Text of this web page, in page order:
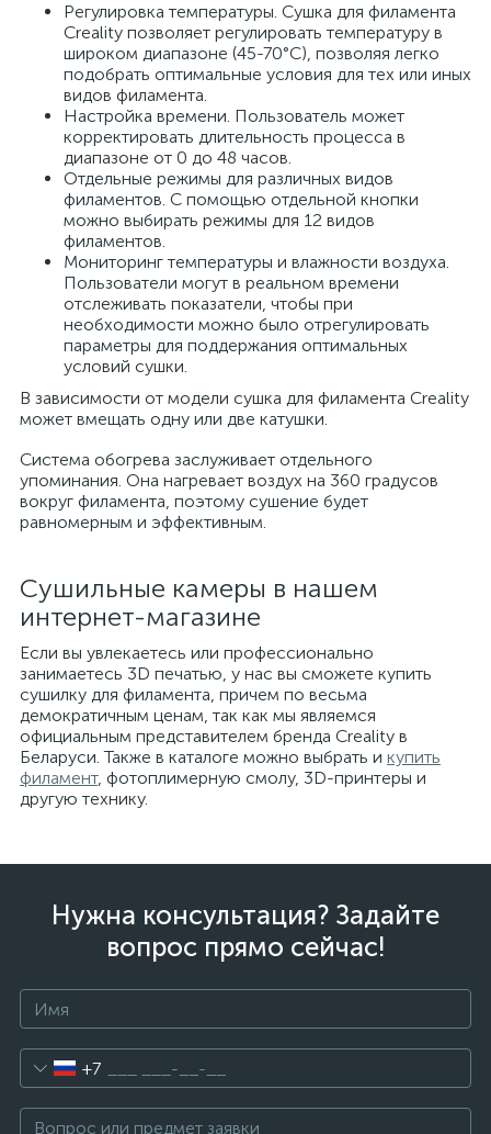
Регулировка температуры. Сушка для филамента
Creality позволяет регулировать температуру в
широком диапазоне (45-70°C), позволяя легко
подобрать оптимальные условия для тех или иных
видов филамента.
Настройка времени. Пользователь может
корректировать длительность процесса в
диапазоне от 0 до 48 часов.
Отдельные режимы для различных видов
филаментов. С помощью отдельной кнопки
можно выбирать режимы для 12 видов
филаментов.
Мониторинг температуры и влажности воздуха.
Пользователи могут в реальном времени
отслеживать показатели, чтобы при
необходимости можно было отрегулировать
параметры для поддержания оптимальных
условий сушки.
В зависимости от модели сушка для филамента Creality
может вмещать одну или две катушки.
Система обогрева заслуживает отдельного
упоминания. Она нагревает воздух на 360 градусов
вокруг филамента, поэтому сушение будет
равномерным и эффективным.
Сушильные камеры в нашем
интернет-магазине
Если вы увлекаетесь или профессионально
занимаетесь 3D печатью, у нас вы сможете купить
сушилку для филамента, причем по весьма
демократичным ценам, так как мы являемся
официальным представителем бренда Creality в
Беларуси. Также в каталоге можно выбрать и купить
филамент, фотоплимерную смолу, 3D-принтеры и
другую технику.
Нужна консультация? Задайте
вопрос прямо сейчас!
+7